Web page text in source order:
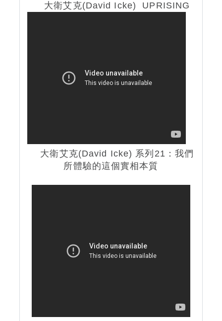
大衛艾克(David Icke) UPRISING
大衛艾克(David Icke) 系列21：我們
所體驗的這個實相本質